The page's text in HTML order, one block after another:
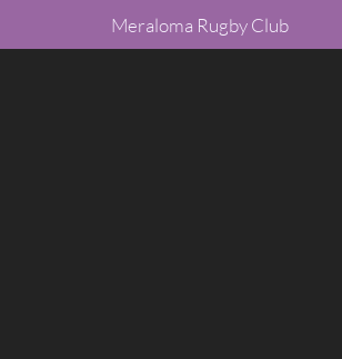
Meraloma Rugby Club